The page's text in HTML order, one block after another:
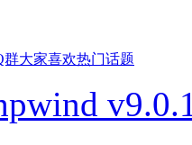
群大家喜欢热门话题